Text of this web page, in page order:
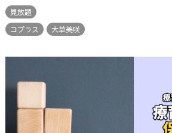
見放題
コプラス
大草美咲